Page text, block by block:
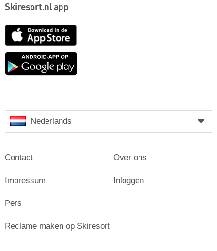
Skiresort.nl app
App
Google
Nederlands
Contact
Impressum
Pers
Over ons
Inloggen
Reclame maken op Skiresort